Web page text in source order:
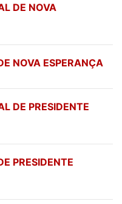
DE NOVA
NOVA ESPERANÇA
DE PRESIDENTE
PRESIDENTE